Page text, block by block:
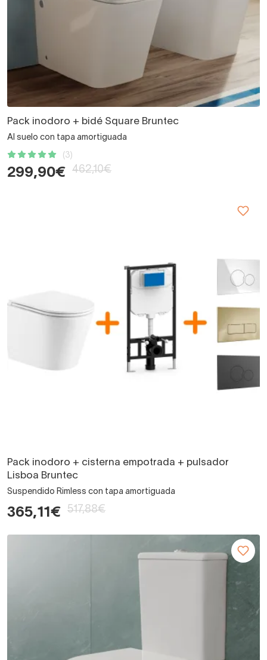
Pack inodoro + bidé Square Bruntec
Al suelo con tapa amortiguada
(3)
299,90€ 462,10€
Pack inodoro + cisterna empotrada + pulsador
Lisboa Bruntec
Suspendido Rimless con tapa amortiguada
365,11€ 517,88€